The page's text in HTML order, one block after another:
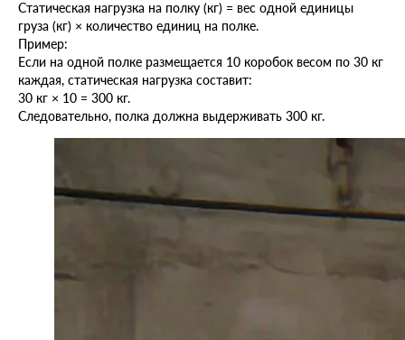
Статическая нагрузка на полку (кг) = вес одной единицы
груза (кг) × количество единиц на полке.
Пример:
Если на одной полке размещается 10 коробок весом по 30 кг
каждая, статическая нагрузка составит:
30 кг × 10 = 300 кг.
Следовательно, полка должна выдерживать 300 кг.